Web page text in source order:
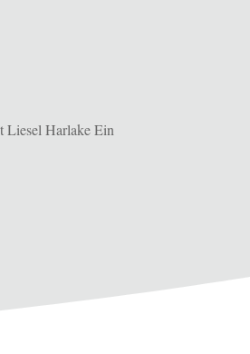
Liesel Harlake Ein